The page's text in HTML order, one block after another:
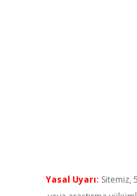
Yasal Uyarı: Sitemiz,